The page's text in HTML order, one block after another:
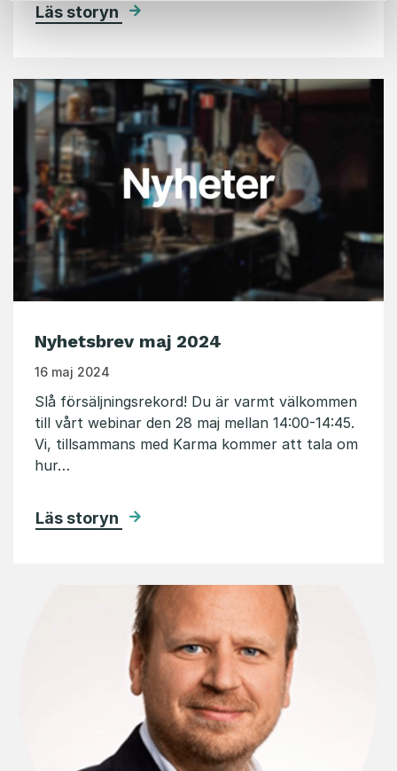
Läs storyn
Nyhetsbrev maj 2024
16 maj 2024
Slå försäljningsrekord! Du är varmt välkommen
till vårt webinar den 28 maj mellan 14:00-14:45.
Vi, tillsammans med Karma kommer att tala om
hur…
Läs storyn